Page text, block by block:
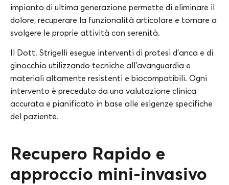
impianto di ultima generazione permette di eliminare il
dolore, recuperare la funzionalità articolare e tornare a
svolgere le proprie attività con serenità.
Il Dott. Strigelli esegue interventi di protesi d’anca e di
ginocchio utilizzando tecniche all’avanguardia e
materiali altamente resistenti e biocompatibili. Ogni
intervento è preceduto da una valutazione clinica
accurata e pianificato in base alle esigenze specifiche
del paziente.
Recupero Rapido e
approccio mini-invasivo